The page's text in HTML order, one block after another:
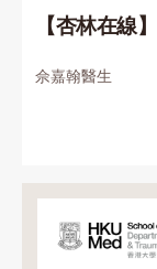
【杏林在線
佘嘉翰醫生